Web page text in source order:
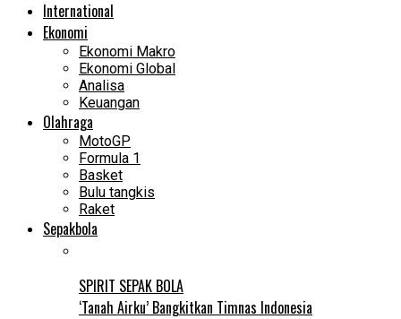
International
Ekonomi
Ekonomi Makro
Ekonomi Global
Analisa
Keuangan
Olahraga
MotoGP
Formula 1
Basket
Bulu tangkis
Raket
Sepakbola
SPIRIT SEPAK BOLA
‘Tanah Airku’ Bangkitkan Timnas Indonesia